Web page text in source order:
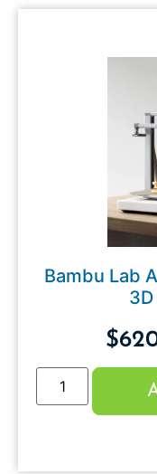
Bambu Lab
$